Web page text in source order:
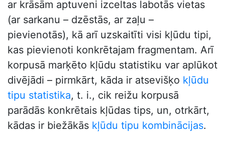
ar krāsām aptuveni izceltas labotās vietas
(ar sarkanu – dzēstās, ar zaļu –
pievienotās), kā arī uzskaitīti visi kļūdu tipi,
kas pievienoti konkrētajam fragmentam. Arī
korpusā marķēto kļūdu statistiku var aplūkot
divējādi – pirmkārt, kāda ir atsevišķo kļūdu
tipu statistika, t. i., cik reižu korpusā
parādās konkrētais kļūdas tips, un, otrkārt,
kādas ir biežākās kļūdu tipu kombinācijas.